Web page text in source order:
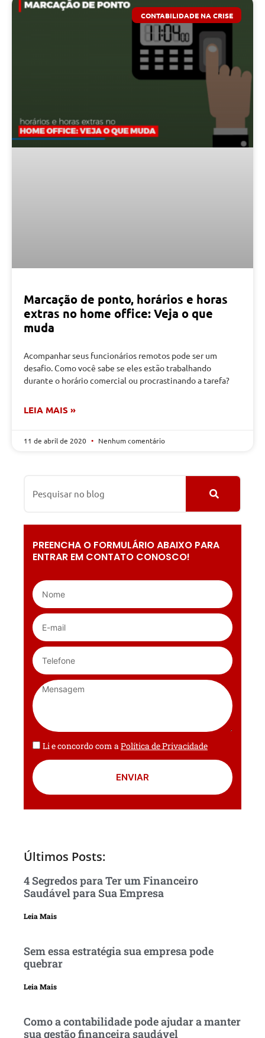
CONTABILIDADE NA CRISE
Marcação de ponto, horários e horas
extras no home office: Veja o que
muda
Acompanhar seus funcionários remotos pode ser um
desafio. Como você sabe se eles estão trabalhando
durante o horário comercial ou procrastinando a tarefa?
LEIA MAIS »
11 de abril de 2020 Nenhum comentário
PREENCHA O FORMULÁRIO ABAIXO PARA
ENTRAR EM CONTATO CONOSCO!
Li e concordo com a Política de Privacidade
ENVIAR
Últimos Posts:
4 Segredos para Ter um Financeiro
Saudável para Sua Empresa
Leia Mais
Sem essa estratégia sua empresa pode
quebrar
Leia Mais
Como a contabilidade pode ajudar a manter
sua gestão financeira saudável